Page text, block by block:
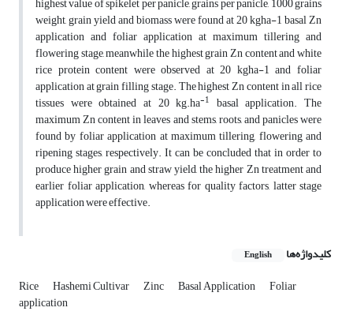
weight, grain yield and biomass were found at 20 kgha-1 basal Zn
application and foliar application at maximum tillering and
flowering stage, meanwhile the highest grain Zn content and white
rice protein content were observed at 20 kgha-1 and foliar
application at grain filling stage. The highest Zn content in all rice
tissues were obtained at 20 kg.ha-1 basal application. The
maximum Zn content in leaves and stems, roots, and panicles were
found by foliar application at maximum tillering, flowering and
ripening stages, respectively. It can be concluded that in order to
produce higher grain and straw yield, the higher Zn treatment and
earlier foliar application, whereas for quality factors, latter stage
application were effective.
کلیدواژه‌ها English
Rice Hashemi Cultivar Zinc Basal Application Foliar
application